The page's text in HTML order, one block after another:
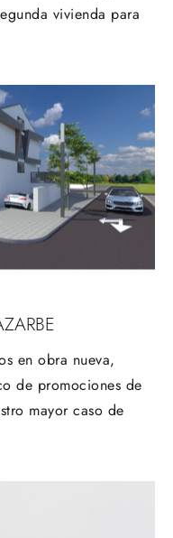
vivienda para
en obra nueva,
de promociones de
mayor caso de